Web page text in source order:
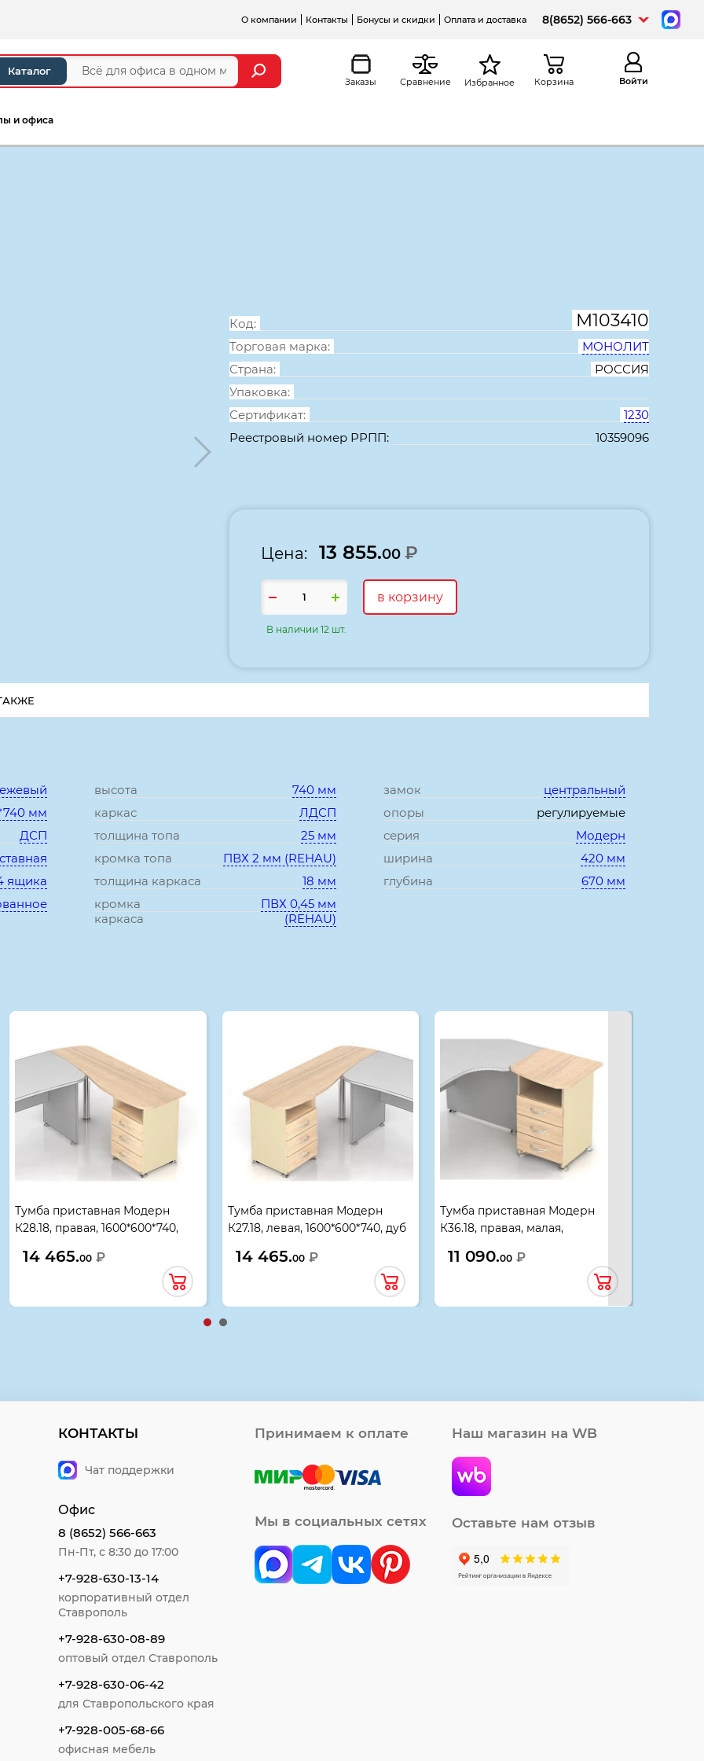
О компании Контакты Бонусы и скидки Оплата и доставка 8(8652) 566-663
Каталог
Заказы Сравнение Избранное Корзина Войти
и офиса
Код: М103410
Торговая марка:
МОНОЛИТ
Страна:
РОССИЯ
Упаковка:
Сертификат:
1230
Реестровый номер РРПП:
10359096
Цена: 13 855.00 ₽
в корзину
В наличии 12 шт.
мм
ДСП
ящика
высота
740 мм
каркас
ЛДСП
толщина топа
25 мм
кромка топа
ПВХ 2 мм (REHAU)
толщина каркаса
18 мм
кромка
каркаса
ПВХ 0,45 мм
(REHAU)
замок
центральный
опоры
регулируемые
серия
Модерн
ширина
420 мм
глубина
670 мм
Тумба приставная Модерн
К28.18, правая, 1600*600*740,
14 465.00 ₽
Тумба приставная Модерн
К27.18, левая, 1600*600*740, дуб
14 465.00 ₽
Тумба приставная Модерн
К36.18, правая, малая,
светлый
11 090.00 ₽
КОНТАКТЫ
Чат поддержки
Офис
8 (8652) 566-663
Пн-Пт, с 8:30 до 17:00
+7-928-630-13-14
корпоративный отдел
Ставрополь
+7-928-630-08-89
оптовый отдел Ставрополь
+7-928-630-06-42
для Ставропольского края
+7-928-005-68-66
офисная мебель
Принимаем к оплате
Мы в социальных сетях
Наш магазин на WB
Оставьте нам отзыв